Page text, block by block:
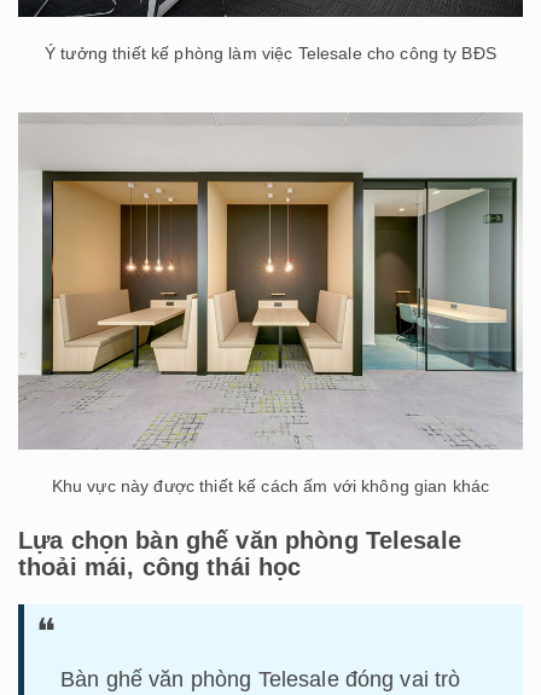
Ý tưởng thiết kế phòng làm việc Telesale cho công ty BĐS
Khu vực này được thiết kế cách ấm với không gian khác
Lựa chọn bàn ghế văn phòng Telesale
thoải mái, công thái học
Bàn ghế văn phòng Telesale đóng vai trò